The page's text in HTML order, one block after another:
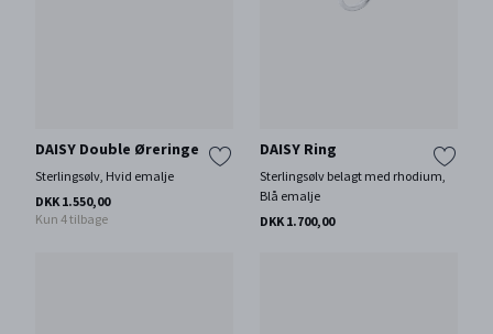
DAISY Double Øreringe
Sterlingsølv, Hvid emalje
DKK 1.550,00
Kun 4 tilbage
DAISY Ring
Sterlingsølv belagt med rhodium,
Blå emalje
DKK 1.700,00